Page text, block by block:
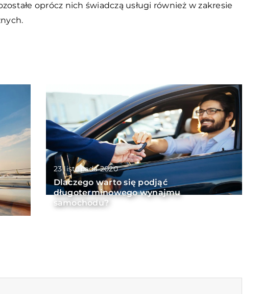
oprócz nich świadczą usługi również w zakresie
23 listopada 2020
Dlaczego warto się podjąć
długoterminowego wynajmu
samochodu?